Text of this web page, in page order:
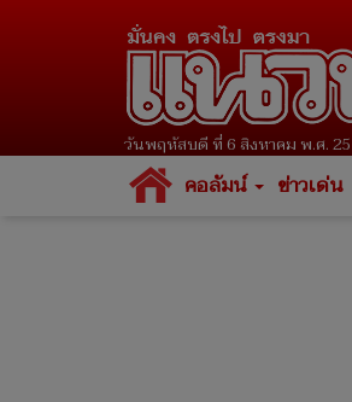
วันพฤหัสบดี ที่ 6 สิงหาคม พ.ศ.
คอลัมน์ ข่าวเด่น